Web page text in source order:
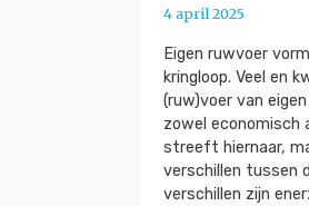
4 april 2025
Eigen ruwvoer
kringloop. Veel en
(ruw)voer van
zowel economisch
streeft hiernaar,
verschillen tussen
verschillen zijn